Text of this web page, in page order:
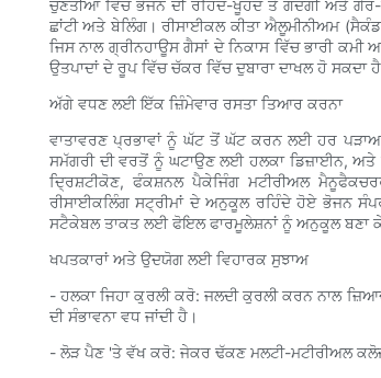
ਚੁਣੌਤੀਆਂ ਵਿੱਚ ਭੋਜਨ ਦੀ ਰਹਿੰਦ-ਖੂੰਹਦ ਤੋਂ ਗੰਦਗੀ ਅਤੇ ਗੈਰ-
ਛਾਂਟੀ ਅਤੇ ਬੇਲਿੰਗ। ਰੀਸਾਈਕਲ ਕੀਤਾ ਐਲੂਮੀਨੀਅਮ
ਜਿਸ ਨਾਲ ਗ੍ਰੀਨਹਾਊਸ ਗੈਸਾਂ ਦੇ ਨਿਕਾਸ ਵਿੱਚ ਭਾਰੀ
ਉਤਪਾਦਾਂ ਦੇ ਰੂਪ ਵਿੱਚ ਚੱਕਰ ਵਿੱਚ ਦੁਬਾਰਾ ਦਾਖਲ ਹੋ ਸਕਦਾ
ਅੱਗੇ ਵਧਣ ਲਈ ਇੱਕ ਜ਼ਿੰਮੇਵਾਰ ਰਸਤਾ ਤਿਆਰ ਕਰਨਾ
ਵਾਤਾਵਰਣ ਪ੍ਰਭਾਵਾਂ ਨੂੰ ਘੱਟ ਤੋਂ ਘੱਟ ਕਰਨ ਲਈ ਹਰ
ਸਮੱਗਰੀ ਦੀ ਵਰਤੋਂ ਨੂੰ ਘਟਾਉਣ ਲਈ ਹਲਕਾ ਡਿਜ਼ਾਈਨ, ਅਤੇ
ਦ੍ਰਿਸ਼ਟੀਕੋਣ, ਫੰਕਸ਼ਨਲ ਪੈਕੇਜਿੰਗ ਮਟੀਰੀਅਲ
ਰੀਸਾਈਕਲਿੰਗ ਸਟ੍ਰੀਮਾਂ ਦੇ ਅਨੁਕੂਲ ਰਹਿੰਦੇ ਹੋਏ ਭੋਜਨ
ਸਟੈਕੇਬਲ ਤਾਕਤ ਲਈ ਫੋਇਲ ਫਾਰਮੂਲੇਸ਼ਨਾਂ ਨੂੰ ਅਨੁਕੂਲ ਬਣਾ ਕੇ,
ਖਪਤਕਾਰਾਂ ਅਤੇ ਉਦਯੋਗ ਲਈ ਵਿਹਾਰਕ ਸੁਝਾਅ
- ਹਲਕਾ ਜਿਹਾ ਕੁਰਲੀ ਕਰੋ: ਜਲਦੀ ਕੁਰਲੀ ਕਰਨ ਨਾਲ
ਦੀ ਸੰਭਾਵਨਾ ਵਧ ਜਾਂਦੀ ਹੈ।
- ਲੋੜ ਪੈਣ 'ਤੇ ਵੱਖ ਕਰੋ: ਜੇਕਰ ਢੱਕਣ ਮਲਟੀ-ਮਟੀਰੀਅਲ